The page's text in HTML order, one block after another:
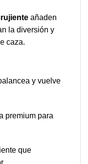
añaden
la diversión y
caza.
y vuelve
premium para
que